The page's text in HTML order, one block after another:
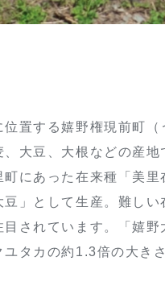
置する嬉野権現前町（
大豆、大根などの産地
にあった在来種「美里
」として生産。難しい
されています。「嬉野
タカの約1.3倍の大き